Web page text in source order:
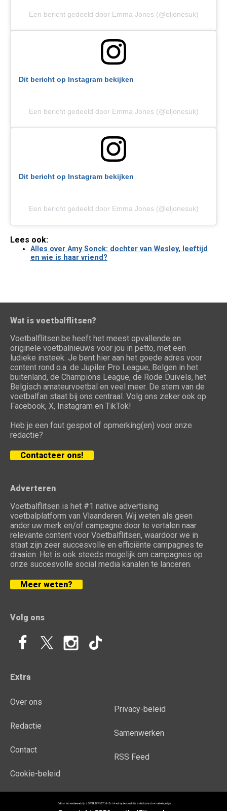
Een bericht gedeeld door Emma Jones (@eljonesuk)
Dit bericht op Instagram bekijken
Een bericht gedeeld door Emma Jones (@eljonesuk)
Dit bericht op Instagram bekijken
Een bericht gedeeld door Emma Jones (@eljonesuk)
Lees ook:
Alles over Amy Sonck: dochter van Wesley, leeftijd
en wie is haar vriend?
Wat is voetbalflitsen?
Voetbalflitsen.be heeft het meest opvallende en
originele voetbalnieuws voor jou in petto, met een
ludieke insteek. Je bent hier aan het goede adres voor
content rond o.a. de Jupiler Pro League, Belgen in het
buitenland, de Champions League, de Rode Duivels, het
Belgisch amateurvoetbal en veel meer. De stem van de
voetbalfan staat bij ons centraal. Volg ons zeker ook op
Facebook, X, Instagram en TikTok!
Heb je een fout gespot of opmerking(en) voor onze
redactie?
Contacteer ons!
Adverteren
Voetbalflitsen is het #1 native advertising
voetbalplatform van Vlaanderen. Wij weten als geen
ander uw merk en/of campagne door te vertalen naar
relevante content voor Voetbalflitsen, waardoor we in
staat zijn zeer succesvolle en efficiënte campagnes te
draaien. Het is ook steeds mogelijk om campagnes op
onze succesvolle social media kanalen te lanceren.
Meer weten?
Volg ons
Extra
Over ons
Redactie
Contact
Cookie-beleid
Privacy-beleid
Samenwerken
RSS Feed